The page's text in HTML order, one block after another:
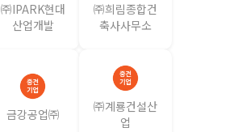
㈜IPARK현대
산업개발
㈜희림종합건
축사사무소
금강공업㈜
㈜계룡건설산
업